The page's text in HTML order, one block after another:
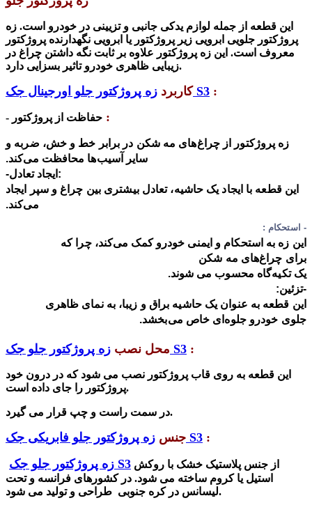
این قطعه از جمله لوازم یدکی جانبی و تزیینی در خودرو است. ز ه
پروژکتور جلویی ابرویی زیر پروژکتور یا ابرویی نگهدارنده پروژکتور
معروف است. این زه پروژکتور علاوه بر ثابت نگه داشتن چراغ در
زیبایی ظاهری خودرو تاثیر بسزایی دارد.
کاربردزه پروژکتور جلو اورجینال جک S3 :
- حفاظت از پروژکتور :
زه پروژکتور از چراغ‌های مه شکن در برابر خط و خش، ضربه و
سایر آسیب‌ها محافظت می‌کند.
-ایجاد تعادل:
این قطعه با ایجاد یک حاشیه، تعادل بیشتری بین چراغ و سپر ایجاد
می‌کند.
- استحکام :
این زه به استحکام و ایمنی خودرو کمک می‌کند، چرا که
برای چراغ‌های مه شکن
یک تکیه‌گاه محسوب می شوند.
-تزئین:
این قطعه به عنوان یک حاشیه براق و زیبا، به نمای ظاهری
جلوی خودرو جلوه‌ای خاص می‌بخشد.
محل نصب زه پروژکتور جلو جک S3 :
این قطعه به روی قاب پروژکتور نصب می شود که در درون خود
پروژکتور را جای داده است.
در سمت راست و چپ قرار می گیرد.
جنس زه پروژکتور جلو فابریکی جک S3 :
زه پروژکتور جلو جک S3
استیل یا کروم ساخته می شود. در کشورهای فرانسه و تحت
لیسانس در کره جنوبی طراحی و تولید می شود.